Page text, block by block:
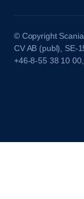
© Copyright
CV AB (publ), SE-
+46-8-55 38 10